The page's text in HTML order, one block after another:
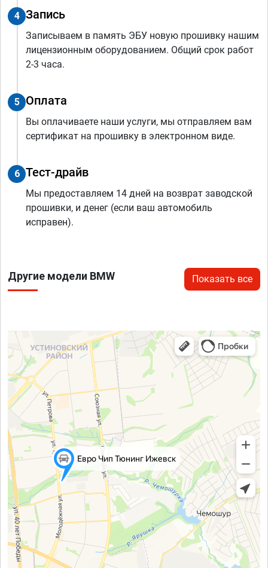
4 Запись
Записываем в память ЭБУ новую прошивку нашим
лицензионным оборудованием. Общий срок работ
2-3 часа.
5 Оплата
Вы оплачиваете наши услуги, мы отправляем вам
сертификат на прошивку в электронном виде.
6 Тест-драйв
Мы предоставляем 14 дней на возврат заводской
прошивки, и денег (если ваш автомобиль
исправен).
Другие модели BMW Показать все